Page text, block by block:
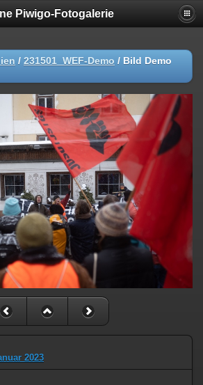
Piwigo-Fotogalerie
/ 231501_WEF-Demo / Bild Demo
2023